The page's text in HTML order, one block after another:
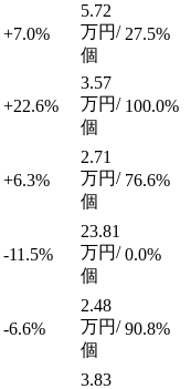
+7.0%
5.72
万円/
個
27.5%
+22.6%
3.57
万円/
個
100.0%
+6.3%
2.71
万円/
個
76.6%
-11.5%
23.81
万円/
個
0.0%
-6.6%
2.48
万円/
個
90.8%
3.83